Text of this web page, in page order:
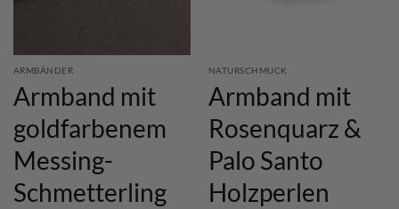
ARMBÄNDER
Armband mit
goldfarbenem
Messing-
Schmetterling
NATURSCHMUCK
Armband mit
Rosenquarz &
Palo Santo
Holzperlen